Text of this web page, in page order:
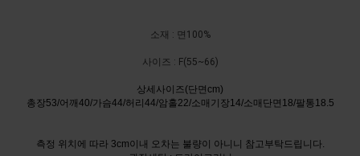
소재 : 면100%
사이즈 : F(55~66)
상세사이즈(단면cm)
총장53/어깨40/가슴44/허리44/암홀22/소매기장14/소매단면18/팔통18.5
측정 위치에 따라 3cm이내 오차는 불량이 아니니 참고부탁드립니다.